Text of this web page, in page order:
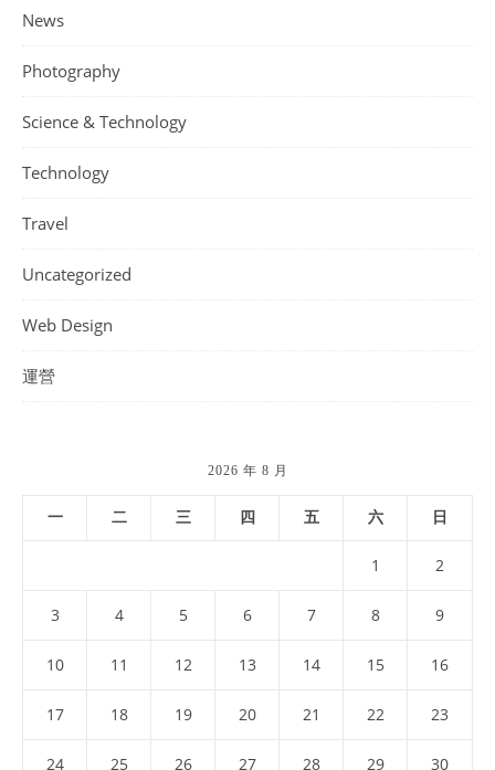
News
Photography
Science & Technology
Technology
Travel
Uncategorized
Web Design
運營
2026 年 8 月
一 二 三 四 五 六 日
1 2
3 4 5 6 7 8 9
10 11 12 13 14 15 16
17 18 19 20 21 22 23
24 25 26 27 28 29 30